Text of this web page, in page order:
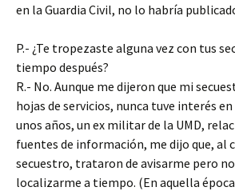
en la Guardia Civil, no lo habría
P.- ¿Te tropezaste alguna vez con tus
tiempo después?
R.- No. Aunque me dijeron que mi
hojas de servicios, nunca tuve interés
unos años, un ex militar de la UMD,
fuentes de información, me dijo que, al
secuestro, trataron de avisarme pero
localizarme a tiempo. (En aquella